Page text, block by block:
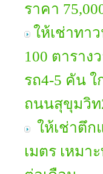
ราคา
ให้เช่าทา
100 ตาราง
รถ4-5 คัน ใ
ถนนสุขุมวิท
ให้เช่าตึก
เมตร เหมา